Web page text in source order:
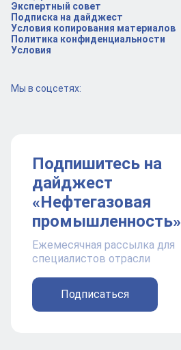
Экспертный совет
Подписка на дайджест
Условия копирования материалов
Политика конфиденциальности
Условия
Мы в соцсетях:
Подпишитесь на
дайджест
«Нефтегазовая
промышленность»
Ежемесячная рассылка для
специалистов отрасли
Подписаться